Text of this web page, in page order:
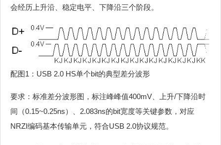
会经历上升沿、稳定电平、下降沿三个阶段。
配图1：USB 2.0 HS单个bit的典型差分波形
要求：标准差分波形图，标注峰峰值400mV、上升/下降沿时
间（0.15~0.25ns）、2.083ns的bit宽度等关键参数，对应
NRZI编码基本传输单元，符合USB 2.0协议规范。